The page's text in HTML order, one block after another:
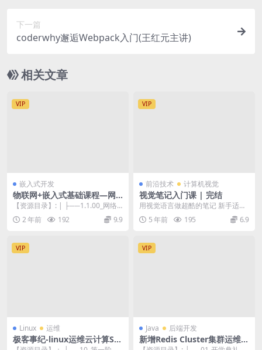
下一篇
coderwhy邂逅Webpack入门(王红元主讲)
相关文章
VIP
嵌入式开发
物联网+嵌入式基础课程—网
络编程
【资源目录】: | ├──1.1.00_网络
发展概述(1).mp4 38.70M...
2 年前 192 9.9
VIP
前沿技术 计算机视觉
视觉笔记入门课 | 完结
用视觉语言做超酷的笔记 新手适用
的笔记绘画技巧 人人都能学会的内
容总结法 常见的...
5 年前 195 6.9
VIP
Linux 运维
极客事纪-linux运维云计算SE
VIP
Java 后端开发
新增Redis Cluster集群运维 J